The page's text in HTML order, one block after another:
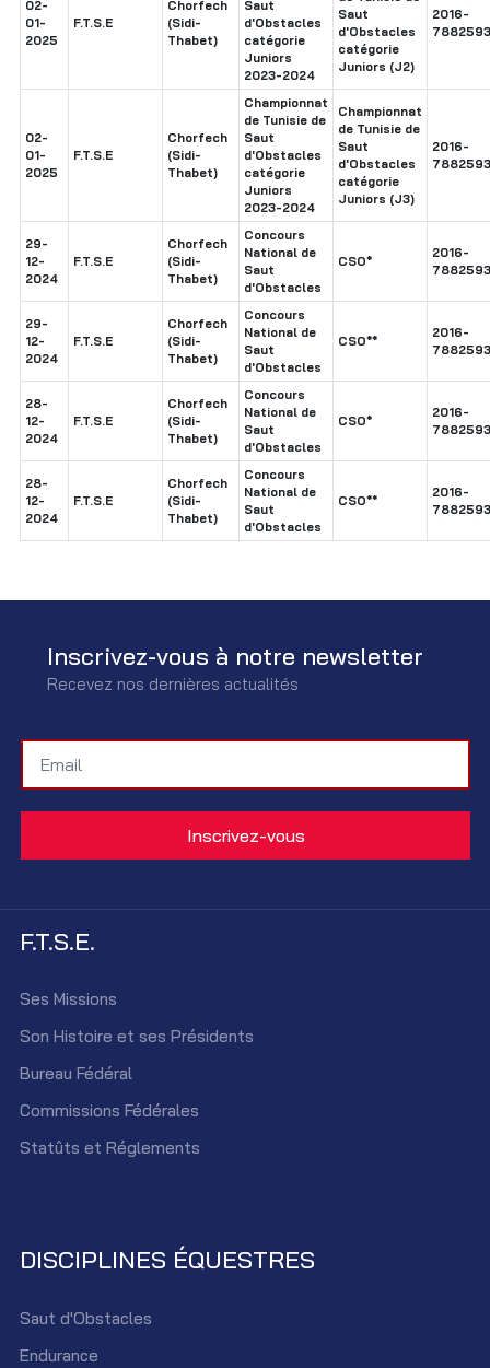
02-
01-
2025
F.T.S.E
Chorfech
(Sidi-
Thabet)
Saut
d'Obstacles
catégorie
Juniors
2023-2024
Saut
d'Obstacles
catégorie
Juniors (J2)
2016-
02-
01-
2025
F.T.S.E
Chorfech
(Sidi-
Thabet)
Championnat
de Tunisie de
Saut
d'Obstacles
catégorie
Juniors
2023-2024
Championnat
de Tunisie de
Saut
d'Obstacles
catégorie
Juniors (J3)
2016-
29-
12-
2024
F.T.S.E
Chorfech
(Sidi-
Thabet)
Concours
National de
Saut
d'Obstacles
CSO*
2016-
29-
12-
2024
F.T.S.E
Chorfech
(Sidi-
Thabet)
Concours
National de
Saut
d'Obstacles
CSO**
2016-
28-
12-
2024
F.T.S.E
Chorfech
(Sidi-
Thabet)
Concours
National de
Saut
d'Obstacles
CSO*
2016-
28-
12-
2024
F.T.S.E
Chorfech
(Sidi-
Thabet)
Concours
National de
Saut
d'Obstacles
CSO**
2016-
Inscrivez-vous à notre newsletter
Recevez nos dernières actualités
F.T.S.E.
Ses Missions
Son Histoire et ses Présidents
Bureau Fédéral
Commissions Fédérales
Statûts et Réglements
DISCIPLINES ÉQUESTRES
Saut d'Obstacles
Endurance